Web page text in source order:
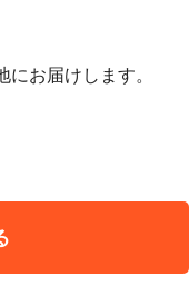
お届けします。